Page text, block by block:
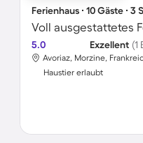
Ferienhaus ∙ 10 Gäste ∙
5.0 Exzellent (1
Avoriaz, Morzine,
Haustier erlaubt